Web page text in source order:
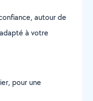
autour de
à votre
pour une